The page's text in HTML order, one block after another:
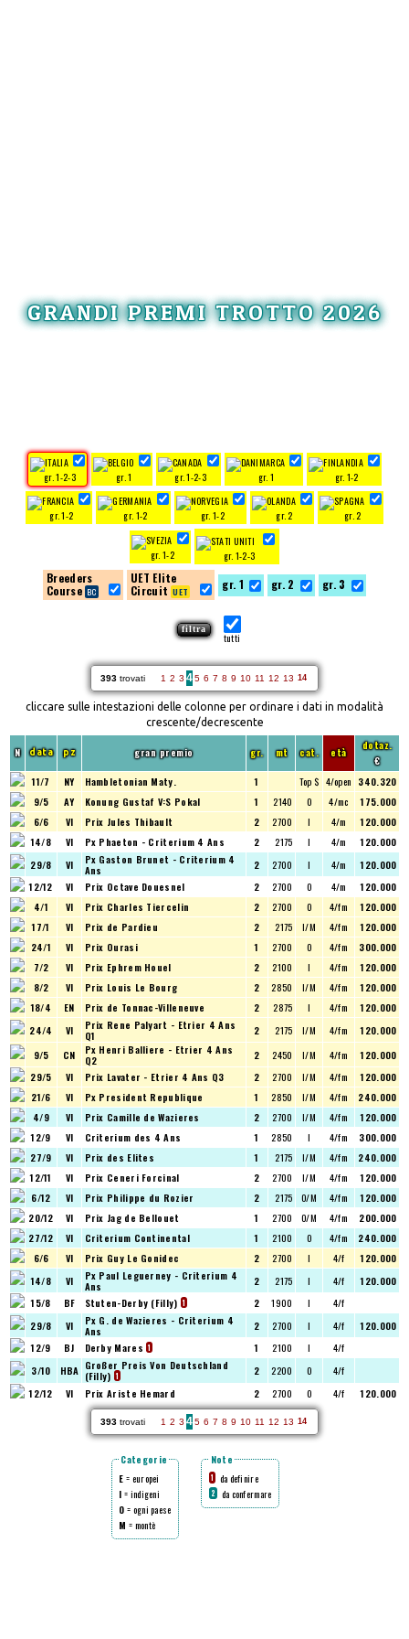
GRANDI PREMI TROTTO 2026
gr. 1-2-3 gr. 1 gr. 1-2-3 gr. 1 gr. 1-2
gr. 1-2 gr. 1-2 gr. 1-2 gr. 2 gr. 2
gr. 1-2 gr. 1-2-3
Breeders
Course
UET Elite
Circuit
gr. 1 gr. 2 gr. 3
tutti
393 trovati 1 2 3 45 6 7 8 9 10 11 12 13 14
cliccare sulle intestazioni delle colonne per ordinare i dati in modalità
crescente/decrescente
N data pz gran premio gr. mt cat. età
dotaz.
€
11/7 NY Hambletonian Maty. 1 Top $ 4/open 340.320
9/5
AY Konung Gustaf V:S Pokal 1 2140 O 4/mc
175.000
6/6
VI Prix Jules Thibault 2 2700 I 4/m
120.000
14/8
VI Px Phaeton - Criterium 4 Ans 2 2175 I 4/m
120.000
29/8
VI Px Gaston Brunet - Criterium 4
Ans 2 2700 I 4/m
120.000
12/12
VI Prix Octave Douesnel 2 2700 O 4/m
120.000
4/1
VI Prix Charles Tiercelin 2 2700 O 4/fm
120.000
17/1
VI Prix de Pardieu 2 2175 I/M 4/fm
120.000
24/1
VI Prix Ourasi 1 2700 O 4/fm
300.000
7/2
VI Prix Ephrem Houel 2 2100 I 4/fm
120.000
8/2
VI Prix Louis Le Bourg 2 2850 I/M 4/fm
120.000
18/4
EN Prix de Tonnac-Villeneuve 2 2875 I 4/fm
120.000
24/4
VI Prix Rene Palyart - Etrier 4 Ans
Q1 2 2175 I/M 4/fm
120.000
9/5
CN Px Henri Balliere - Etrier 4 Ans
Q2 2 2450 I/M 4/fm
120.000
29/5
VI Prix Lavater - Etrier 4 Ans Q3 2 2700 I/M 4/fm
120.000
21/6
VI Px President Republique 1 2850 I/M 4/fm
240.000
4/9
VI Prix Camille de Wazieres 2 2700 I/M 4/fm
120.000
12/9
VI Criterium des 4 Ans 1 2850 I 4/fm
300.000
27/9
VI Prix des Elites 1 2175 I/M 4/fm
240.000
12/11
VI Prix Ceneri Forcinal 2 2700 I/M 4/fm
120.000
6/12
VI Prix Philippe du Rozier 2 2175 O/M 4/fm
120.000
20/12
VI Prix Jag de Bellouet 1 2700 O/M 4/fm
200.000
27/12
VI Criterium Continental 1 2100 O 4/fm
240.000
6/6
VI Prix Guy Le Gonidec 2 2700 I 4/f
120.000
14/8
VI Px Paul Leguerney - Criterium 4
Ans 2 2175 I 4/f
120.000
15/8
BF Stuten-Derby (Filly) 1 2 1900 I
4/f
29/8
VI Px G. de Wazieres - Criterium 4
Ans 2 2700 I 4/f
120.000
12/9
BJ Derby Mares1 1 2100 I
4/f
3/10
HBA Großer Preis Von Deutschland
(Filly) 1 2 2200 O
4/f
12/12
VI Prix Ariste Hemard 2 2700 O 4/f 120.000
393 trovati 1 2 3 45 6 7 8 9 10 11 12 13 14
Categorie
E = europei
I = indigeni
O = ogni paese
M = montè
Note
1 da definire
2 da confermare